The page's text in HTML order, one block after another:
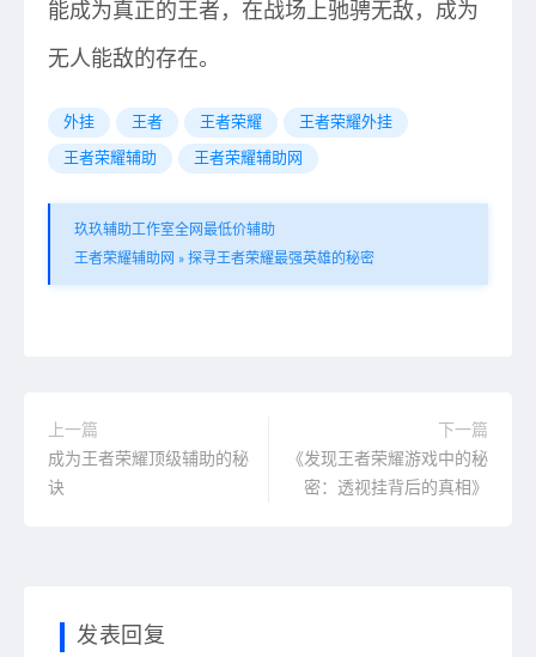
能成为真正的王者，在战场上驰骋无敌，成为
无人能敌的存在。
外挂 王者 王者荣耀 王者荣耀外挂
王者荣耀辅助 王者荣耀辅助网
玖玖辅助工作室全网最低价辅助
王者荣耀辅助网 » 探寻王者荣耀最强英雄的秘密
上一篇
成为王者荣耀顶级辅助的秘
诀
下一篇
《发现王者荣耀游戏中的秘
密：透视挂背后的真相》
发表回复